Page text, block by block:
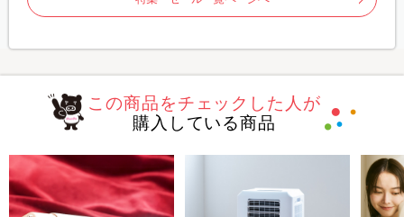
この商品をチェックした人が
購入している商品